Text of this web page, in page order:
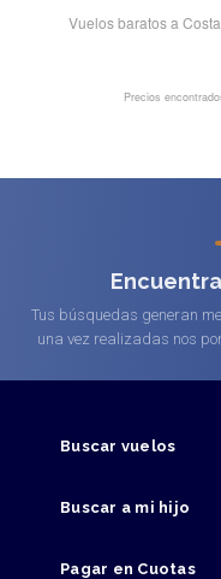
Tus búsquedas generan
una vez realizadas nos
Buscar vuelos
Buscar a mi hijo
Pagar en Cuotas